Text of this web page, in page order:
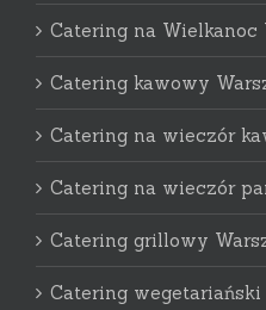
Catering na Wielkanoc
Catering kawowy
Catering na wieczór
Catering na wieczór
Catering grillowy
Catering wegetariański